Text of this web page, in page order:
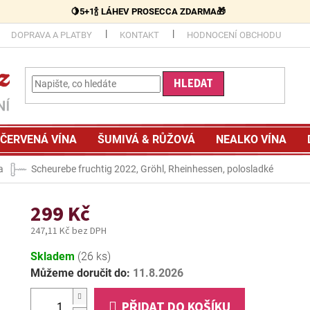
🍋5+1🍾 LÁHEV PROSECCA ZDARMA🎁
DOPRAVA A PLATBY KONTAKT HODNOCENÍ OBCHODU
HLEDAT
ČERVENÁ VÍNA ŠUMIVÁ & RŮŽOVÁ NEALKO VÍNA
Scheurebe fruchtig 2022, Gröhl, Rheinhessen, polosladké
299 Kč
247,11 Kč bez DPH
Měrná
cena:
Skladem (26 ks)
Můžeme doručit do: 11.8.2026